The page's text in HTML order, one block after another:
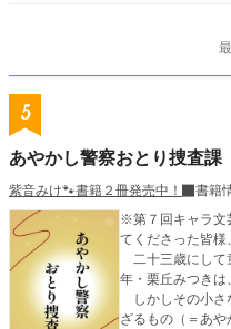
を剥きながら二人を
控えた竹千代は
5
あやかし警察おとり捜査課
紫音みけ🐾書籍２冊発売中！
書籍
※第７回キャラ文
てくださった皆様、あ
二十三歳にして
年・栗丘みつきは
しかしその小さ
ざるもの（＝あ